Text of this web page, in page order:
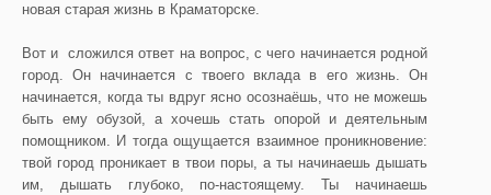
новая старая жизнь в Краматорске.
Вот и сложился ответ на вопрос, с чего начинается родной
город. Он начинается с твоего вклада в его жизнь. Он
начинается, когда ты вдруг ясно осознаёшь, что не можешь
быть ему обузой, а хочешь стать опорой и деятельным
помощником. И тогда ощущается взаимное проникновение:
твой город проникает в твои поры, а ты начинаешь дышать
им, дышать глубоко, по-настоящему. Ты начинаешь